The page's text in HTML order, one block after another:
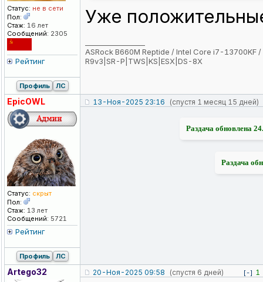
Статус: не в сети
Пол:
Стаж: 16 лет
Сообщений: 2305
Рейтинг
Уже
ASRock B660M Reptide / Intel Core i7-13700KF
R9v3|SR-P|TWS|KS|ESX|DS-8X
Профиль ЛС
EpicOWL
Статус: скрыт
Пол:
Стаж: 13 лет
Сообщений: 5721
Рейтинг
13-Ноя-2025 23:16 (спустя 1 месяц 15 дней)
Раздача обновлена
Раздача
Профиль ЛС
Artego32 20-Ноя-2025 09:58 (спустя 6 дней) [-] 1